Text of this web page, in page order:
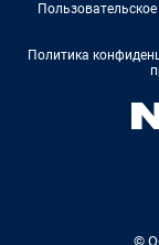
Политика
©